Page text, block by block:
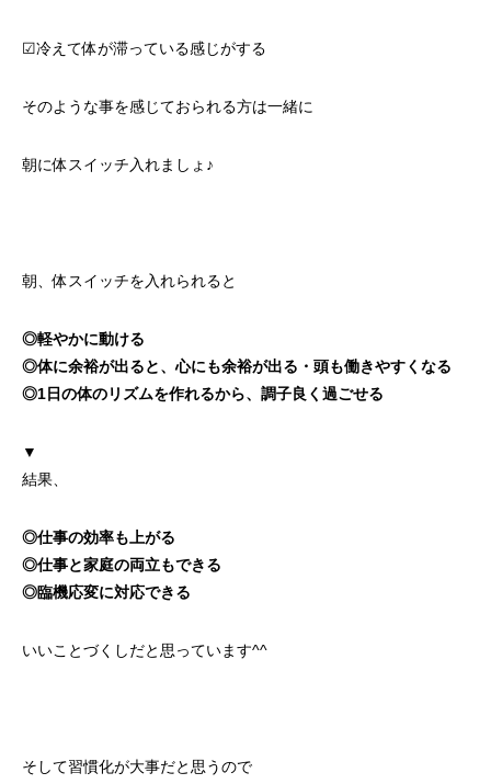
☑︎冷えて体が滞っている感じがする
そのような事を感じておられる方は一緒に
朝に体スイッチ入れましょ♪
朝、体スイッチを入れられると
◎軽やかに動ける
◎体に余裕が出ると、 心にも余裕が出る・頭も働きやすくなる
◎1日の体のリズムを作れるから、調子良く過ごせる
▼
結果、
◎仕事の効率も上がる
◎仕事と家庭の両立もできる
◎臨機応変に対応できる
いいことづくしだと思っています^^
そして習慣化が大事だと思うので